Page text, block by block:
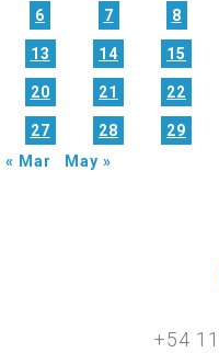
6 7 8
13 14 15
20 21 22
27 28 29
« Mar
May »
+54